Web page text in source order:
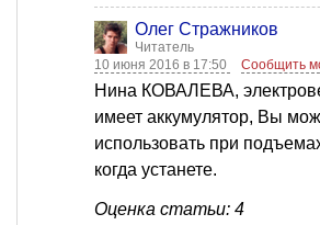
Олег Стражников
Читатель
10 июня 2016 в 17:50
Сообщить
Нина КОВАЛЕВА,
имеет аккумулятор, Вы
использовать при
когда устанете.
Оценка статьи: 4